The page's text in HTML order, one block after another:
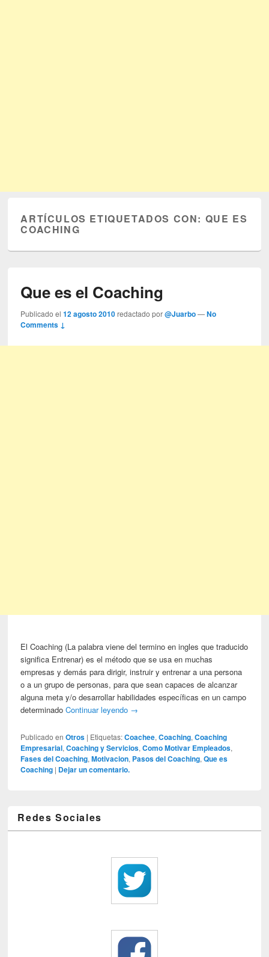
ARTÍCULOS ETIQUETADOS CON: QUE ES
COACHING
Que es el Coaching
Publicado el12 agosto 2010 redactado por@Juarbo —No
Comments ↓
El Coaching (La palabra viene del termino en ingles que traducido
significa Entrenar) es el método que se usa en muchas
empresas y demás para dirigir, instruir y entrenar a una persona
o a un grupo de personas, para que sean capaces de alcanzar
alguna meta y/o desarrollar habilidades específicas en un campo
determinadoContinuar leyendo →
Publicado en Otros | Etiquetas: Coachee,Coaching,Coaching
Empresarial,Coaching y Servicios,Como Motivar Empleados,
Fases del Coaching,Motivacion, Pasos del Coaching,Que es
Coaching | Dejar un comentario.
Redes Sociales